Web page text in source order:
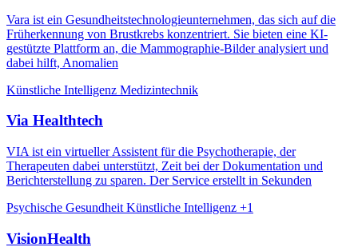
Vara ist ein Gesundheitstechnologieunternehmen, das sich auf die
Früherkennung von Brustkrebs konzentriert. Sie bieten eine KI-
gestützte Plattform an, die Mammographie-Bilder analysiert und
dabei hilft, Anomalien
Künstliche Intelligenz Medizintechnik
Via Healthtech
VIA ist ein virtueller Assistent für die Psychotherapie, der
Therapeuten dabei unterstützt, Zeit bei der Dokumentation und
Berichterstellung zu sparen. Der Service erstellt in Sekunden
Psychische Gesundheit Künstliche Intelligenz +1
VisionHealth